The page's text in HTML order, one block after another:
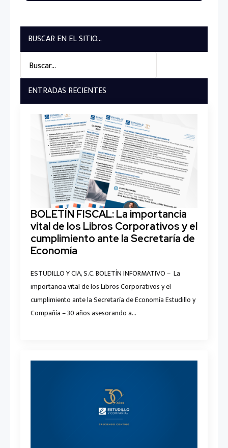
BUSCAR EN EL SITIO...
for:
ENTRADAS RECIENTES
BOLETÍN FISCAL: La importancia
vital de los Libros Corporativos y el
cumplimiento ante la Secretaría de
Economía
ESTUDILLO Y CIA, S.C. BOLETÍN INFORMATIVO – La
importancia vital de los Libros Corporativos y el
cumplimiento ante la Secretaría de Economía Estudillo y
Compañía – 30 años asesorando a…